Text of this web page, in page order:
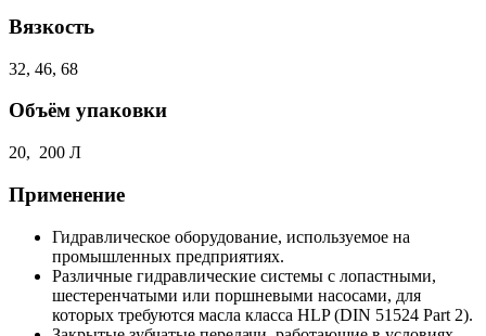
Вязкость
32, 46, 68
Объём упаковки
20, 200 Л
Применение
Гидравлическое оборудование, используемое на
промышленных предприятиях.
Различные гидравлические системы с лопастными,
шестеренчатыми или поршневыми насосами, для
которых требуются масла класса HLP (DIN 51524 Part 2).